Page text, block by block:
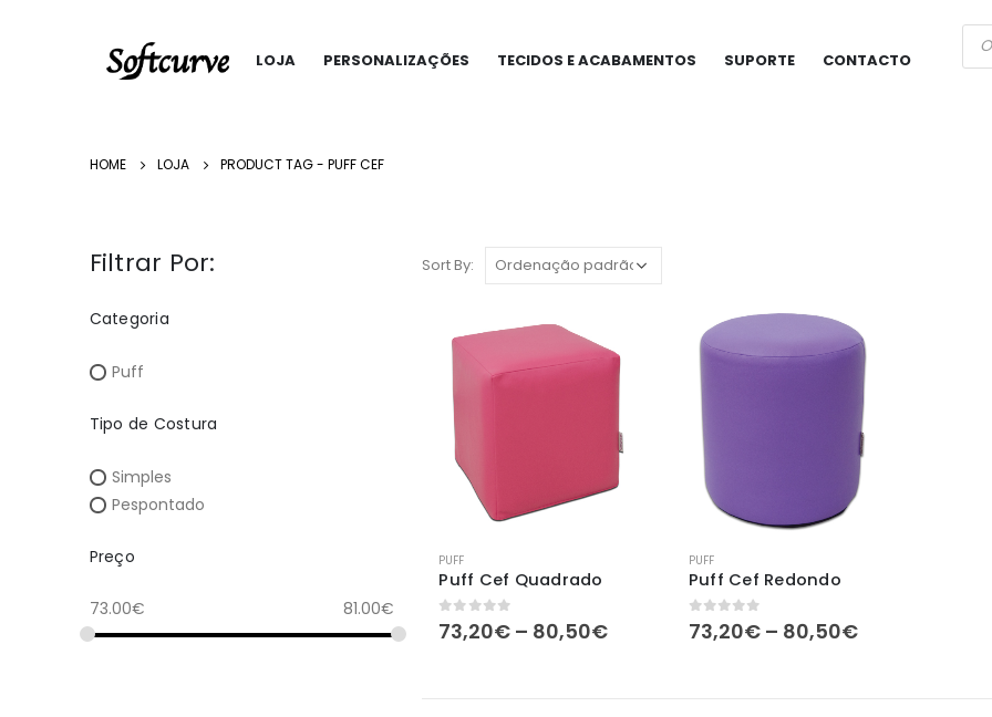
LOJA PERSONALIZAÇÕES TECIDOS E ACABAMENTOS SUPORTE CONTACTO
HOME LOJA PRODUCT TAG - PUFF CEF
Sort By:
PUFF
Puff Cef Quadrado
0out of 5
73,20€ – 80,50€Price
PUFF
Puff Cef Redondo
0out of 5
73,20€ – 80,50€Price
Filtrar Por:
Categoria
Puff
Tipo de Costura
Simples
Pespontado
Preço
73.00€ 81.00€